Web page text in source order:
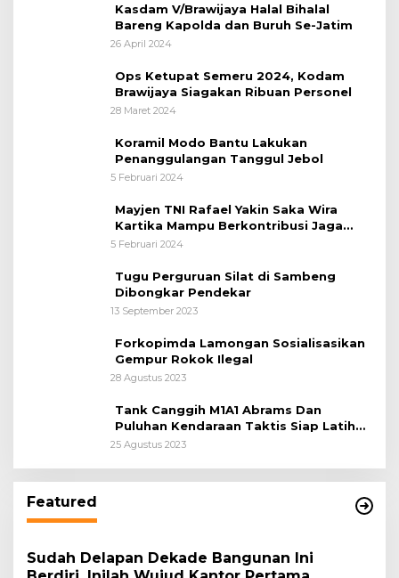
Kasdam V/Brawijaya Halal Bihalal
Bareng Kapolda dan Buruh Se-Jatim
26 April 2024
Ops Ketupat Semeru 2024, Kodam
Brawijaya Siagakan Ribuan Personel
28 Maret 2024
Koramil Modo Bantu Lakukan
Penanggulangan Tanggul Jebol
5 Februari 2024
Mayjen TNI Rafael Yakin Saka Wira
Kartika Mampu Berkontribusi Jaga
Kelestarian Alam
5 Februari 2024
Tugu Perguruan Silat di Sambeng
Dibongkar Pendekar
13 September 2023
Forkopimda Lamongan Sosialisasikan
Gempur Rokok Ilegal
28 Agustus 2023
Tank Canggih M1A1 Abrams Dan
Puluhan Kendaraan Taktis Siap Latihan
Super Garuda Shield
25 Agustus 2023
Featured
Sudah Delapan Dekade Bangunan Ini